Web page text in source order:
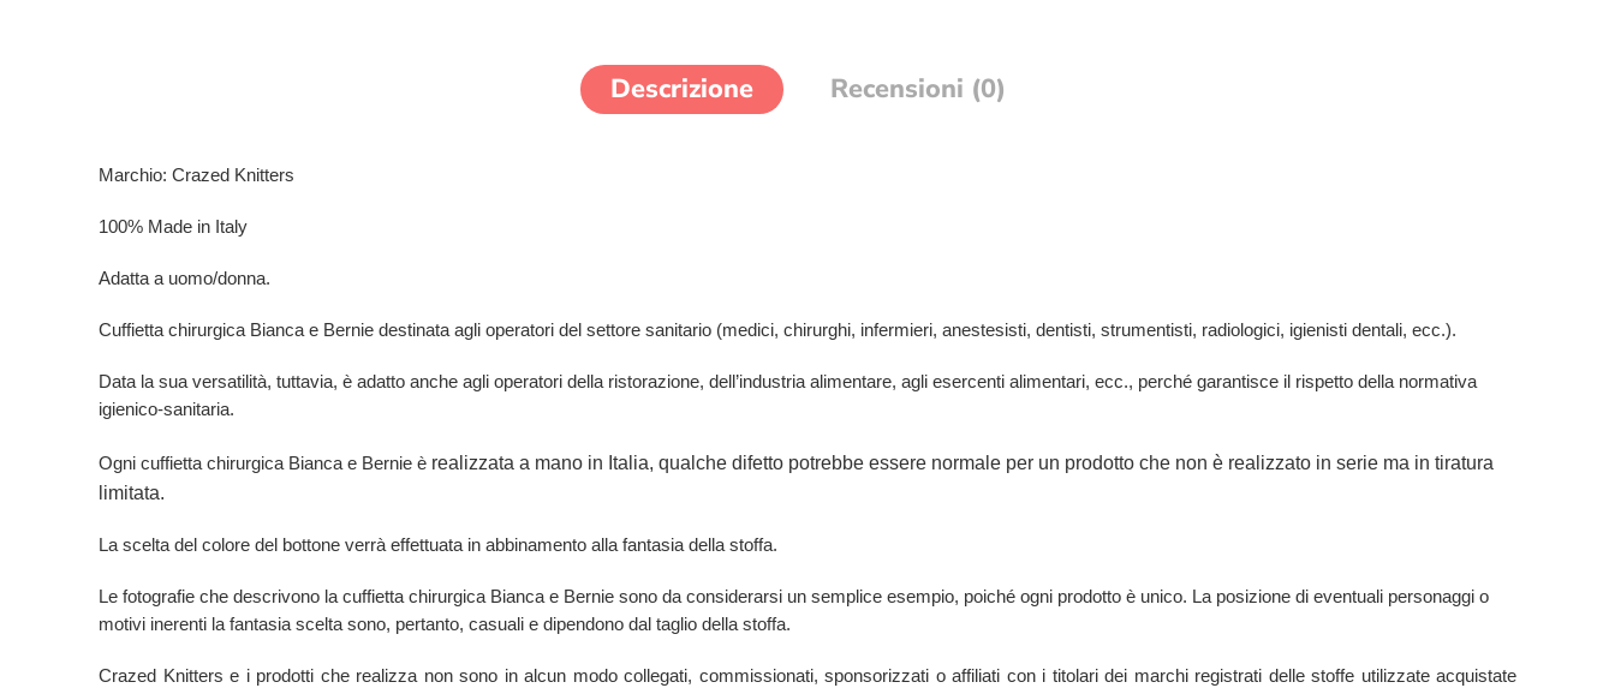
Descrizione Recensioni (0)
Marchio: Crazed Knitters
100% Made in Italy
Adatta a uomo/donna.
Cuffietta chirurgica Bianca e Bernie destinata agli operatori del settore sanitario (medici, chirurghi, infermieri, anestesisti, dentisti, strumentisti, radiologici, igienisti dentali, ecc.).
Data la sua versatilità, tuttavia, è adatto anche agli operatori della ristorazione, dell’industria alimentare, agli esercenti alimentari, ecc., perché garantisce il rispetto della normativa
igienico-sanitaria.
Ogni cuffietta chirurgica Bianca e Bernie è realizzata a mano in Italia, qualche difetto potrebbe essere normale per un prodotto che non è realizzato in serie ma in tiratura
limitata.
La scelta del colore del bottone verrà effettuata in abbinamento alla fantasia della stoffa.
Le fotografie che descrivono la cuffietta chirurgica Bianca e Bernie sono da considerarsi un semplice esempio, poiché ogni prodotto è unico. La posizione di eventuali personaggi o
motivi inerenti la fantasia scelta sono, pertanto, casuali e dipendono dal taglio della stoffa.
Crazed Knitters e i prodotti che realizza non sono in alcun modo collegati, commissionati, sponsorizzati o affiliati con i titolari dei marchi registrati delle stoffe utilizzate acquistate